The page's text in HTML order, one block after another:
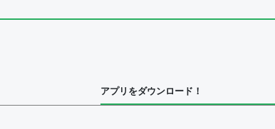
アプリをダウンロード！